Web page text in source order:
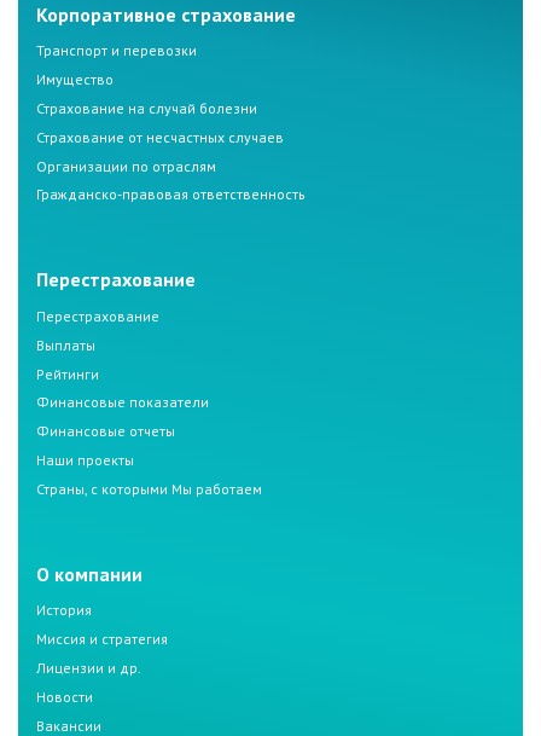
Корпоративное страхование
Транспорт и перевозки
Имущество
Страхование на случай болезни
Страхование от несчастных случаев
Организации по отраслям
Гражданско-правовая ответственность
Перестрахование
Перестрахование
Выплаты
Рейтинги
Финансовые показатели
Финансовые отчеты
Наши проекты
Страны, с которыми Мы работаем
О компании
История
Миссия и стратегия
Лицензии и др.
Новости
Вакансии